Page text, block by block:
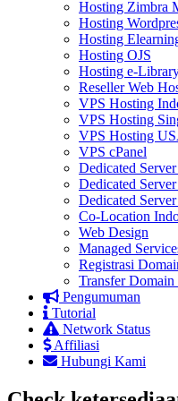
Hosting Zimbra
Hosting
Hosting
Hosting OJS
Hosting e-
Reseller Web
VPS Hosting
VPS Hosting
VPS Hosting
VPS cPanel
Dedicated
Dedicated
Dedicated
Co-Location
Web Design
Managed
Registrasi
Transfer Domain
Pengumuman
Tutorial
Network Status
Affiliasi
Hubungi Kami